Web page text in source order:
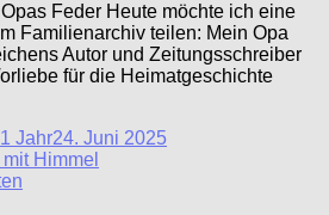
Feder Heute möchte ich eine
Familienarchiv teilen: Mein Opa
Autor und Zeitungsschreiber
für die Heimatgeschichte
1 Jahr24. Juni 2025